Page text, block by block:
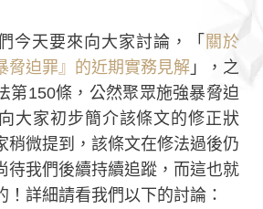
今天要來向大家討論，「 關於
脅迫罪』的近期實務見解 」，之
第150條，公然聚眾施強暴脅迫
大家初步簡介該條文的修正狀
稍微提到，該條文在修法過後仍
待我們後續持續追蹤，而這也就
！詳細請看我們以下的討論：